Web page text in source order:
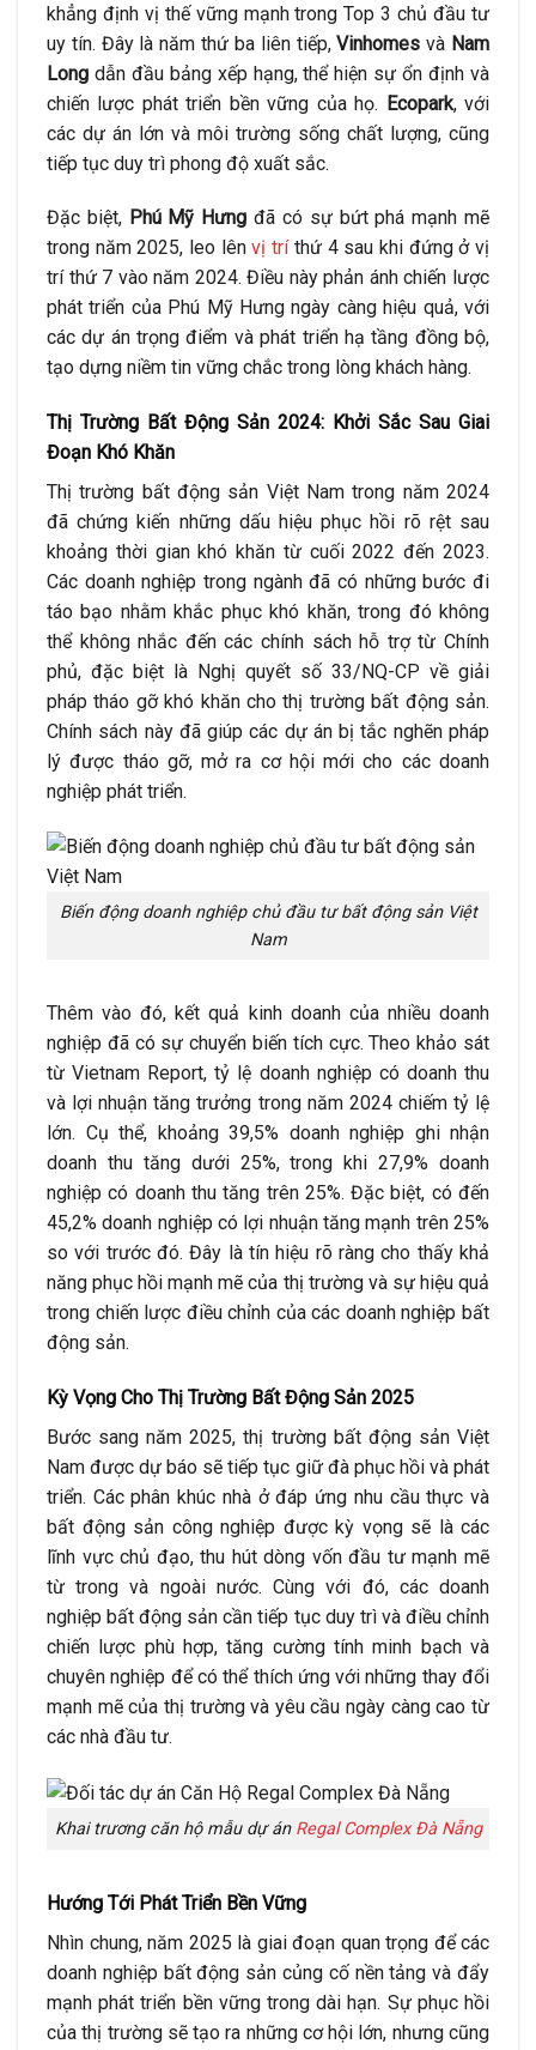
khẳng định vị thế vững mạnh trong Top 3 chủ đầu tư
uy tín. Đây là năm thứ ba liên tiếp,Vinhomes và Nam
Long dẫn đầu bảng xếp hạng, thể hiện sự ổn định và
chiến lược phát triển bền vững của họ. Ecopark, với
các dự án lớn và môi trường sống chất lượng, cũng
tiếp tục duy trì phong độ xuất sắc.
Đặc biệt, Phú Mỹ Hưng đã có sự bứt phá mạnh mẽ
trong năm 2025, leo lênvị tríthứ 4 sau khi đứng ở vị
trí thứ 7 vào năm 2024. Điều này phản ánh chiến lược
phát triển của Phú Mỹ Hưng ngày càng hiệu quả, với
các dự án trọng điểm và phát triển hạ tầng đồng bộ,
tạo dựng niềm tin vững chắc trong lòng khách hàng.
Thị Trường Bất Động Sản 2024: Khởi Sắc Sau Giai
Đoạn Khó Khăn
Thị trường bất động sản Việt Nam trong năm 2024
đã chứng kiến những dấu hiệu phục hồi rõ rệt sau
khoảng thời gian khó khăn từ cuối 2022 đến 2023.
Các doanh nghiệp trong ngành đã có những bước đi
táo bạo nhằm khắc phục khó khăn, trong đó không
thể không nhắc đến các chính sách hỗ trợ từ Chính
phủ, đặc biệt là Nghị quyết số 33/NQ-CP về giải
pháp tháo gỡ khó khăn cho thị trường bất động sản.
Chính sách này đã giúp các dự án bị tắc nghẽn pháp
lý được tháo gỡ, mở ra cơ hội mới cho các doanh
nghiệp phát triển.
Biến động doanh nghiệp chủ đầu tư bất động sản Việt
Nam
Thêm vào đó, kết quả kinh doanh của nhiều doanh
nghiệp đã có sự chuyển biến tích cực. Theo khảo sát
từ Vietnam Report, tỷ lệ doanh nghiệp có doanh thu
và lợi nhuận tăng trưởng trong năm 2024 chiếm tỷ lệ
lớn. Cụ thể, khoảng 39,5% doanh nghiệp ghi nhận
doanh thu tăng dưới 25%, trong khi 27,9% doanh
nghiệp có doanh thu tăng trên 25%. Đặc biệt, có đến
45,2% doanh nghiệp có lợi nhuận tăng mạnh trên 25%
so với trước đó. Đây là tín hiệu rõ ràng cho thấy khả
năng phục hồi mạnh mẽ của thị trường và sự hiệu quả
trong chiến lược điều chỉnh của các doanh nghiệp bất
động sản.
Kỳ Vọng Cho Thị Trường Bất Động Sản 2025
Bước sang năm 2025, thị trường bất động sản Việt
Nam được dự báo sẽ tiếp tục giữ đà phục hồi và phát
triển. Các phân khúc nhà ở đáp ứng nhu cầu thực và
bất động sản công nghiệp được kỳ vọng sẽ là các
lĩnh vực chủ đạo, thu hút dòng vốn đầu tư mạnh mẽ
từ trong và ngoài nước. Cùng với đó, các doanh
nghiệp bất động sản cần tiếp tục duy trì và điều chỉnh
chiến lược phù hợp, tăng cường tính minh bạch và
chuyên nghiệp để có thể thích ứng với những thay đổi
mạnh mẽ của thị trường và yêu cầu ngày càng cao từ
các nhà đầu tư.
Khai trương căn hộ mẫu dự án Regal Complex Đà Nẵng
Hướng Tới Phát Triển Bền Vững
Nhìn chung, năm 2025 là giai đoạn quan trọng để các
doanh nghiệp bất động sản củng cố nền tảng và đẩy
mạnh phát triển bền vững trong dài hạn. Sự phục hồi
của thị trường sẽ tạo ra những cơ hội lớn, nhưng cũng